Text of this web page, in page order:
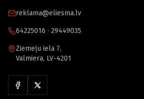
reklama@eliesma.lv
64225016 · 29449035
Ziemeļu iela 7,
Valmiera, LV-4201